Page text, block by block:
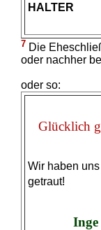
HALTER
7 Die
oder nachher
oder so:
Glücklich
Wir haben
getraut!
Inge